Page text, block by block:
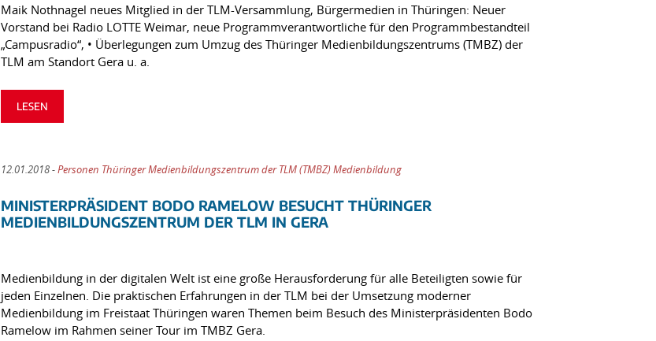
Maik Nothnagel neues Mitglied in der TLM-Versammlung, Bürgermedien in Thüringen: Neuer
Vorstand bei Radio LOTTE Weimar, neue Programmverantwortliche für den Programmbestandteil
„Campusradio“, • Überlegungen zum Umzug des Thüringer Medienbildungszentrums (TMBZ) der
TLM am Standort Gera u. a.
LESEN
12.01.2018 -Personen Thüringer Medienbildungszentrum der TLM (TMBZ) Medienbildung
MINISTERPRÄSIDENT BODO RAMELOW BESUCHT THÜRINGER
MEDIENBILDUNGSZENTRUM DER TLM IN GERA
Medienbildung in der digitalen Welt ist eine große Herausforderung für alle Beteiligten sowie für
jeden Einzelnen. Die praktischen Erfahrungen in der TLM bei der Umsetzung moderner
Medienbildung im Freistaat Thüringen waren Themen beim Besuch des Ministerpräsidenten Bodo
Ramelow im Rahmen seiner Tour im TMBZ Gera.